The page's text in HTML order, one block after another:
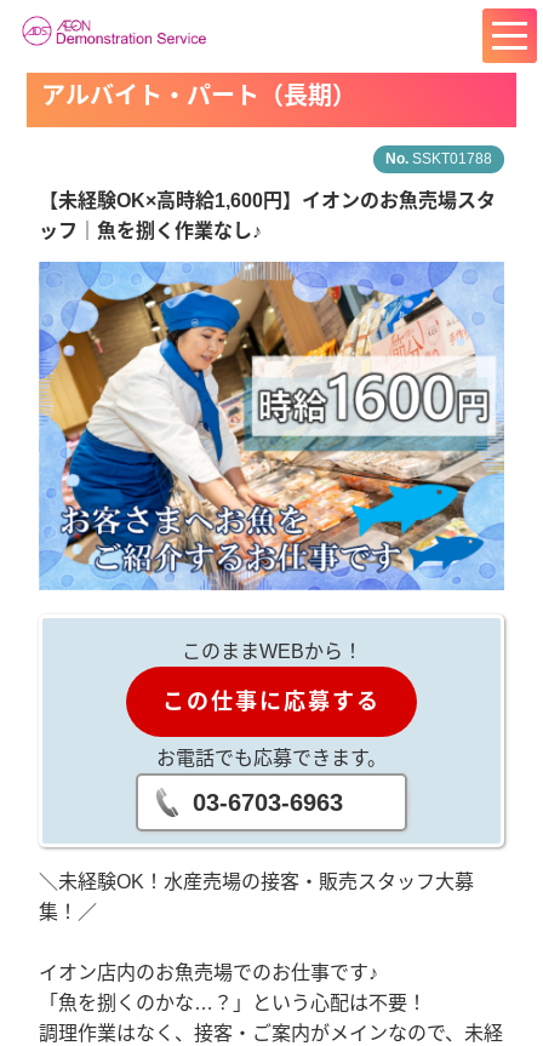
アルバイト・パート（長期）
SSKT01788
【未経験OK×高時給1,600円】イオンのお魚売場スタ
ッフ｜魚を捌く作業なし♪
このままWEBから！
この仕事に応募する
お電話でも応募できます。
03-6703-6963
＼未経験OK！水産売場の接客・販売スタッフ大募
集！／
イオン店内のお魚売場でのお仕事です♪
「魚を捌くのかな…？」という心配は不要！
調理作業はなく、接客・ご案内がメインなので、未経